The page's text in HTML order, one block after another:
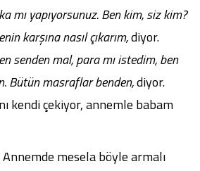
mı yapıyorsunuz. Ben kim, siz kim?
karşına nasıl çıkarım,diyor.
senden mal, para mı istedim, ben
Bütün masraflar benden,diyor.
kendi çekiyor, annemle babam
mesela böyle armalı